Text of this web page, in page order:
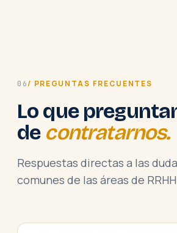
06/ PREGUNTAS FRECUENTES
Lo que
de contratarnos.
Respuestas directas a las
comunes de las áreas de